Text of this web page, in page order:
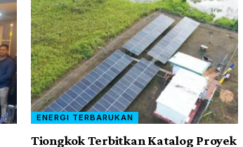
ENERGI TERBARUKAN
Tiongkok Terbitkan Katalog Proyek